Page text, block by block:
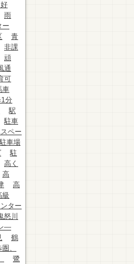
雨
ー
青
非課
頑
通
可
車
分
駅
駐車
ペー
駐車場
駐
高く
高
高
級
ター
怒川
―
鶴
、
鷺